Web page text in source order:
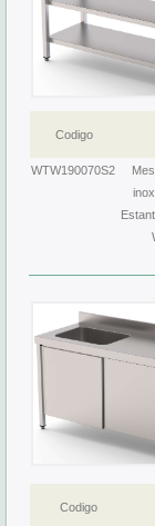
Codigo
WTW190070S2
Codigo